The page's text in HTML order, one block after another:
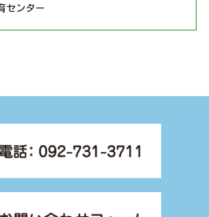
センター